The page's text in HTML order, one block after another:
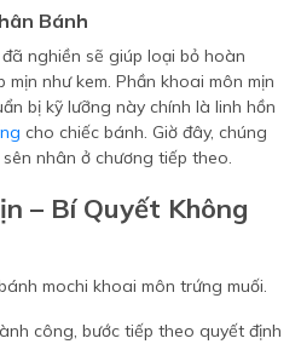
Bánh
nghiền sẽ giúp loại bỏ hoàn
như kem. Phần khoai môn mịn
bị kỹ lưỡng này chính là linh hồn
cho chiếc bánh. Giờ đây, chúng
nhân ở chương tiếp theo.
– Bí Quyết Không
công, bước tiếp theo quyết định